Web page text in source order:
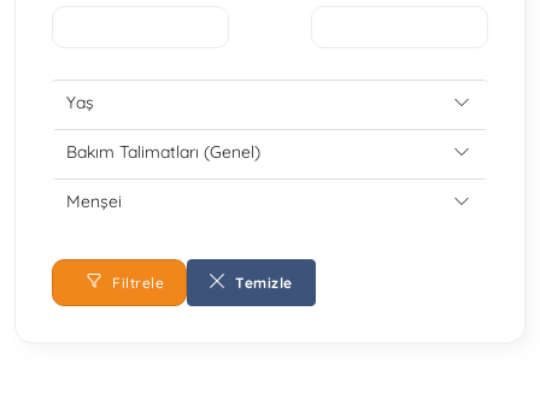
Yaş
Bakım Talimatları (Genel)
Menşei
Filtrele Temizle